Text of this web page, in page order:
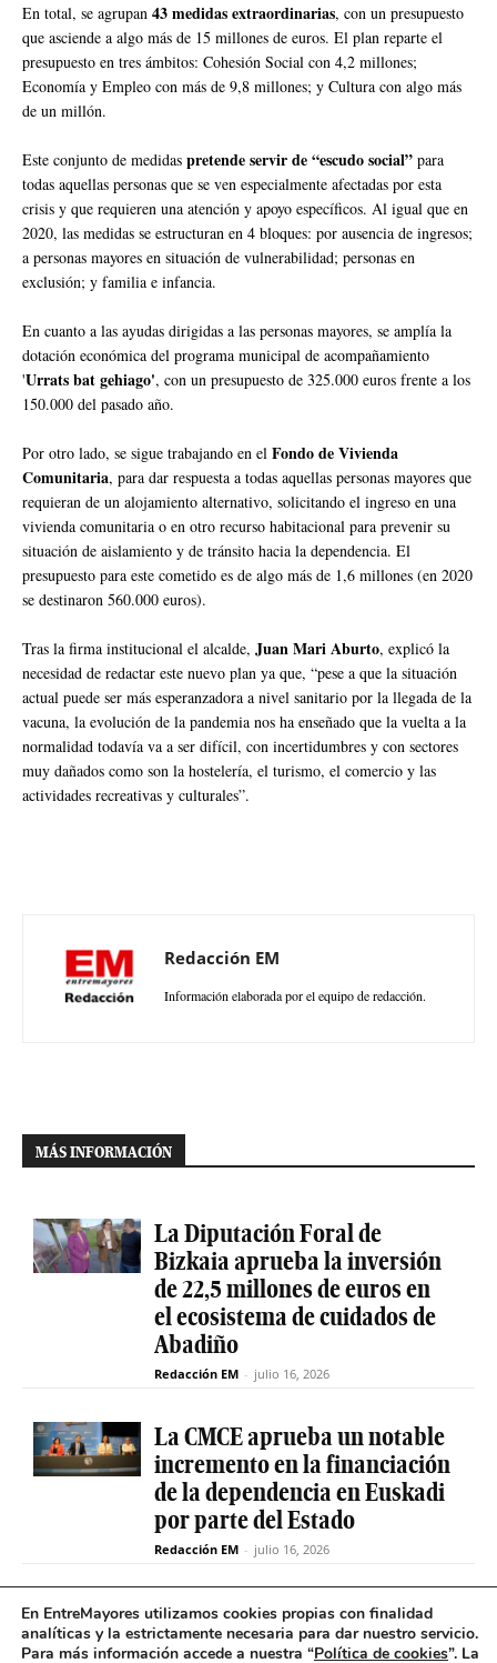
En total, se agrupan 43 medidas extraordinarias, con un presupuesto
que asciende a algo más de 15 millones de euros. El plan reparte el
presupuesto en tres ámbitos: Cohesión Social con 4,2 millones;
Economía y Empleo con más de 9,8 millones; y Cultura con algo más
de un millón.
Este conjunto de medidas pretende servir de “escudo social” para
todas aquellas personas que se ven especialmente afectadas por esta
crisis y que requieren una atención y apoyo específicos. Al igual que en
2020, las medidas se estructuran en 4 bloques: por ausencia de ingresos;
a personas mayores en situación de vulnerabilidad; personas en
exclusión; y familia e infancia.
En cuanto a las ayudas dirigidas a las personas mayores, se amplía la
dotación económica del programa municipal de acompañamiento
'Urrats bat gehiago', con un presupuesto de 325.000 euros frente a los
150.000 del pasado año.
Por otro lado, se sigue trabajando en el Fondo de Vivienda
Comunitaria, para dar respuesta a todas aquellas personas mayores que
requieran de un alojamiento alternativo, solicitando el ingreso en una
vivienda comunitaria o en otro recurso habitacional para prevenir su
situación de aislamiento y de tránsito hacia la dependencia. El
presupuesto para este cometido es de algo más de 1,6 millones (en 2020
se destinaron 560.000 euros).
Tras la firma institucional el alcalde, Juan Mari Aburto, explicó la
necesidad de redactar este nuevo plan ya que, “pese a que la situación
actual puede ser más esperanzadora a nivel sanitario por la llegada de la
vacuna, la evolución de la pandemia nos ha enseñado que la vuelta a la
normalidad todavía va a ser difícil, con incertidumbres y con sectores
muy dañados como son la hostelería, el turismo, el comercio y las
actividades recreativas y culturales”.
Redacción EM
Información elaborada por el equipo de redacción.
MÁS INFORMACIÓN
La Diputación Foral de
Bizkaia aprueba la inversión
de 22,5 millones de euros en
el ecosistema de cuidados de
Abadiño
Redacción EM - julio 16, 2026
La CMCE aprueba un notable
incremento en la financiación
de la dependencia en Euskadi
por parte del Estado
Redacción EM - julio 16, 2026
El servicio de teleasistencia
betiON prueba un nuevo
En EntreMayores utilizamos cookies propias con finalidad
analíticas y la estrictamente necesaria para dar nuestro servicio.
Para más información accede a nuestra “Política de cookies”. La